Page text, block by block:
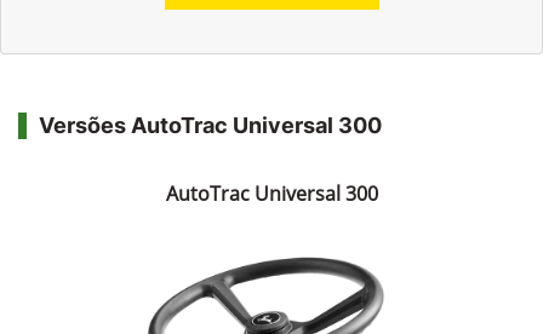
Versões AutoTrac Universal 300
AutoTrac Universal 300